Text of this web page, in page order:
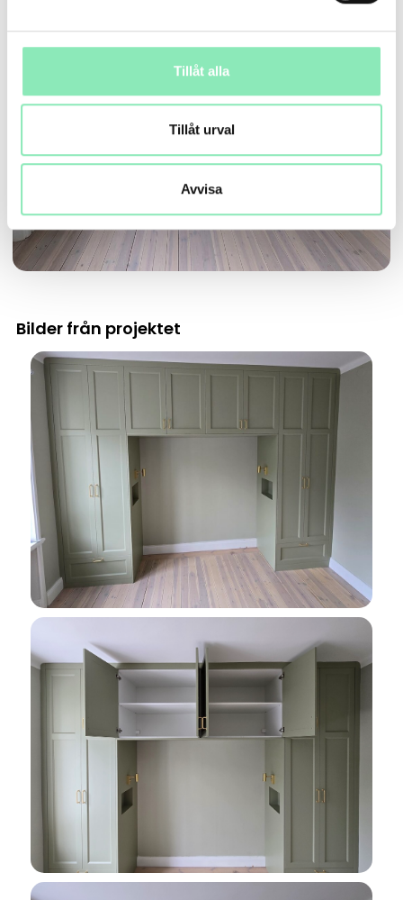
Tillåt alla
Tillåt urval
Avvisa
Bilder från projektet